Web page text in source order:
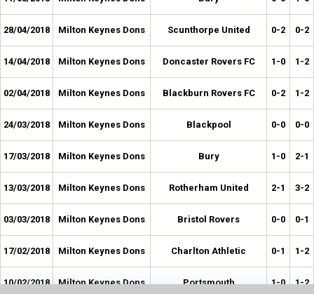
28/04/2018 Milton Keynes Dons Scunthorpe United 0-2 0-2
14/04/2018 Milton Keynes Dons Doncaster Rovers FC 1-0 1-2
02/04/2018 Milton Keynes Dons Blackburn Rovers FC 0-2 1-2
24/03/2018 Milton Keynes Dons Blackpool 0-0 0-0
17/03/2018 Milton Keynes Dons Bury 1-0 2-1
13/03/2018 Milton Keynes Dons Rotherham United 2-1 3-2
03/03/2018 Milton Keynes Dons Bristol Rovers 0-0 0-1
17/02/2018 Milton Keynes Dons Charlton Athletic 0-1 1-2
10/02/2018 Milton Keynes Dons Portsmouth 1-0 1-2